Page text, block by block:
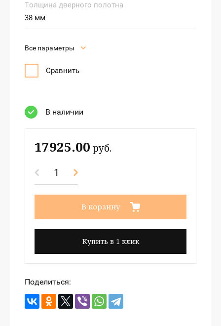
Толщина дверного полотна
38 мм
Все параметры
Сравнить
В наличии
17925.00 руб.
В корзину
Купить в 1 клик
Поделиться: